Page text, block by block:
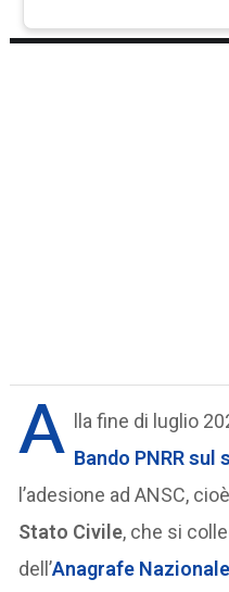
A lla fine di luglio
Bando PNRR
l’adesione ad ANSC, cioè
Stato Civile, che si
dell’Anagrafe Nazionale